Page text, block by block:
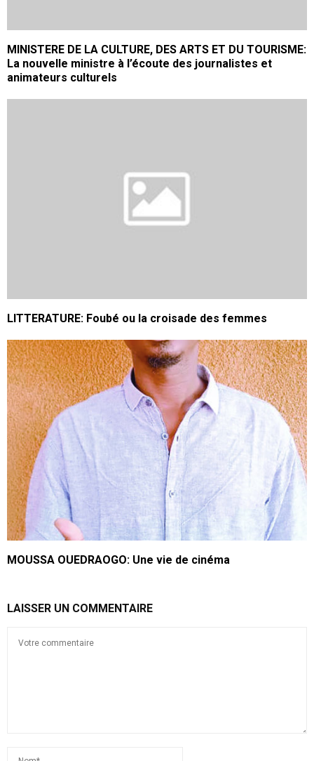
MINISTERE DE LA CULTURE, DES ARTS ET DU TOURISME:
La nouvelle ministre à l’écoute des journalistes et
animateurs culturels
LITTERATURE: Foubé ou la croisade des femmes
MOUSSA OUEDRAOGO: Une vie de cinéma
LAISSER UN COMMENTAIRE